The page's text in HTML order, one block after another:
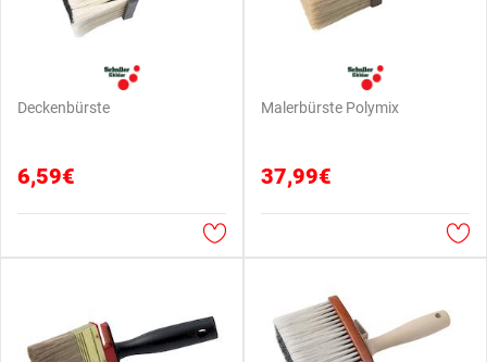
Deckenbürste
6,59€
Malerbürste Polymix
37,99€